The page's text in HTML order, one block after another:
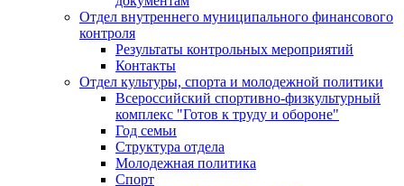
Отдел внутреннего муниципального финансового
контроля
Результаты контрольных мероприятий
Контакты
Отдел культуры, спорта и молодежной политики
Всероссийский спортивно-физкультурный
комплекс "Готов к труду и обороне"
Год семьи
Структура отдела
Молодежная политика
Спорт